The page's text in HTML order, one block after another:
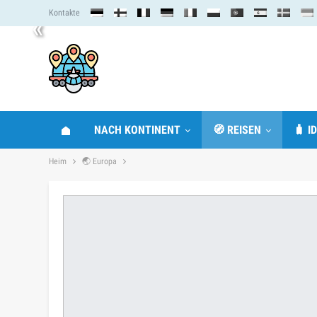
« Kontakte
NACH KONTINENT 🧭 REISEN 🧳
Heim 🌏 Europa